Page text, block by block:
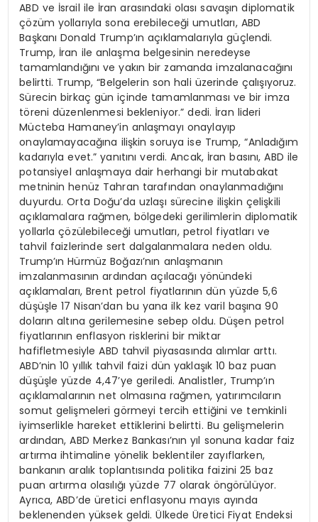
ABD ve İsrail ile İran arasındaki olası savaşın diplomatik
çözüm yollarıyla sona erebileceği umutları, ABD
Başkanı Donald Trump’ın açıklamalarıyla güçlendi.
Trump, İran ile anlaşma belgesinin neredeyse
tamamlandığını ve yakın bir zamanda imzalanacağını
belirtti. Trump, “Belgelerin son hali üzerinde çalışıyoruz.
Sürecin birkaç gün içinde tamamlanması ve bir imza
töreni düzenlenmesi bekleniyor.” dedi. İran lideri
Mücteba Hamaney’in anlaşmayı onaylayıp
onaylamayacağına ilişkin soruya ise Trump, “Anladığım
kadarıyla evet.” yanıtını verdi. Ancak, İran basını, ABD ile
potansiyel anlaşmaya dair herhangi bir mutabakat
metninin henüz Tahran tarafından onaylanmadığını
duyurdu. Orta Doğu’da uzlaşı sürecine ilişkin çelişkili
açıklamalara rağmen, bölgedeki gerilimlerin diplomatik
yollarla çözülebileceği umutları, petrol fiyatları ve
tahvil faizlerinde sert dalgalanmalara neden oldu.
Trump’ın Hürmüz Boğazı’nın anlaşmanın
imzalanmasının ardından açılacağı yönündeki
açıklamaları, Brent petrol fiyatlarının dün yüzde 5,6
düşüşle 17 Nisan’dan bu yana ilk kez varil başına 90
doların altına gerilemesine sebep oldu. Düşen petrol
fiyatlarının enflasyon risklerini bir miktar
hafifletmesiyle ABD tahvil piyasasında alımlar arttı.
ABD’nin 10 yıllık tahvil faizi dün yaklaşık 10 baz puan
düşüşle yüzde 4,47’ye geriledi. Analistler, Trump’ın
açıklamalarının net olmasına rağmen, yatırımcıların
somut gelişmeleri görmeyi tercih ettiğini ve temkinli
iyimserlikle hareket ettiklerini belirtti. Bu gelişmelerin
ardından, ABD Merkez Bankası’nın yıl sonuna kadar faiz
artırma ihtimaline yönelik beklentiler zayıflarken,
bankanın aralık toplantısında politika faizini 25 baz
puan artırma olasılığı yüzde 77 olarak öngörülüyor.
Ayrıca, ABD’de üretici enflasyonu mayıs ayında
beklenenden yüksek geldi. Ülkede Üretici Fiyat Endeksi